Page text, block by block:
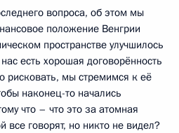
вопроса, об этом мы
положение Венгрии
пространстве улучшилось
есть хорошая договорённость
рисковать, мы стремимся к её
наконец-то начались
что – что это за атомная
все говорят, но никто не видел?